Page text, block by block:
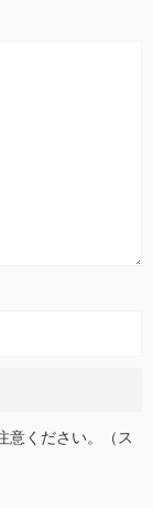
意ください。（ス